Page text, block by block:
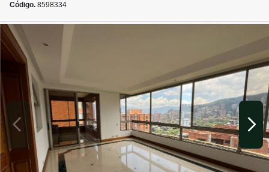
Código. 8598334